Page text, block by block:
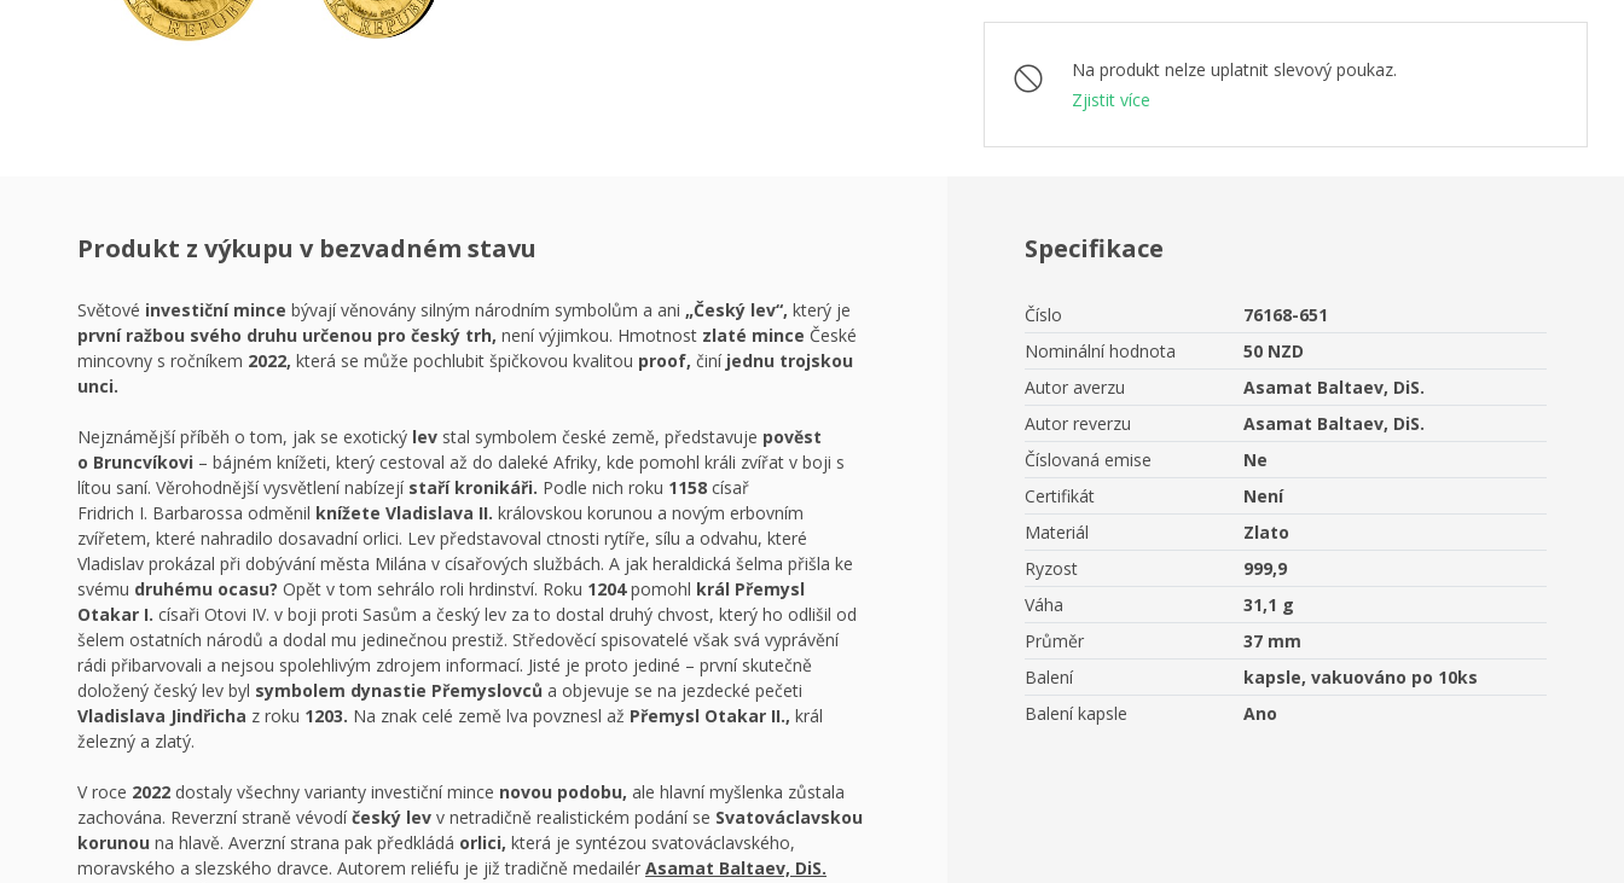
Na produkt nelze uplatnit slevový poukaz.
Zjistit více
Produkt z výkupu v bezvadném stavu
Světové investiční mince bývají věnovány silným národním symbolům a ani „Český lev“, který je
první ražbou svého druhu určenou pro český trh, není výjimkou. Hmotnost zlaté mince České
mincovny s ročníkem 2022, která se může pochlubit špičkovou kvalitou proof, činí jednu trojskou
unci.
Nejznámější příběh o tom, jak se exotický lev stal symbolem české země, představuje pověst
o Bruncvíkovi – bájném knížeti, který cestoval až do daleké Afriky, kde pomohl králi zvířat v boji s
lítou saní. Věrohodnější vysvětlení nabízejí staří kronikáři. Podle nich roku 1158 císař
Fridrich I. Barbarossa odměnil knížete Vladislava II. královskou korunou a novým erbovním
zvířetem, které nahradilo dosavadní orlici. Lev představoval ctnosti rytíře, sílu a odvahu, které
Vladislav prokázal při dobývání města Milána v císařových službách. A jak heraldická šelma přišla ke
svému druhému ocasu? Opět v tom sehrálo roli hrdinství. Roku 1204pomohl král Přemysl
Otakar I. císaři Otovi IV. v boji proti Sasům a český lev za to dostal druhý chvost, který ho odlišil od
šelem ostatních národů a dodal mu jedinečnou prestiž. Středověcí spisovatelé však svá vyprávění
rádi přibarvovali a nejsou spolehlivým zdrojem informací. Jisté je proto jediné – první skutečně
doložený český lev byl symbolem dynastie Přemyslovců a objevuje se na jezdecké pečeti
Vladislava Jindřicha z roku 1203. Na znak celé země lva povznesl až Přemysl Otakar II., král
železný a zlatý.
V roce 2022 dostaly všechny varianty investiční mince novou podobu, ale hlavní myšlenka zůstala
zachována. Reverzní straně vévodíčeský lev v netradičně realistickém podání se Svatováclavskou
korunou na hlavě. Averzní strana pak předkládá orlici, která je syntézou svatováclavského,
moravského a slezského dravce. Autorem reliéfu je již tradičně medailér Asamat Baltaev, DiS.
Specifikace
Číslo
76168-651
Nominální hodnota
50 NZD
Autor averzu
Asamat Baltaev, DiS.
Autor reverzu
Asamat Baltaev, DiS.
Číslovaná emise
Ne
Certifikát
Není
Materiál
Zlato
Ryzost
999,9
Váha
31,1 g
Průměr
37 mm
Balení
kapsle, vakuováno po 10ks
Balení kapsle
Ano